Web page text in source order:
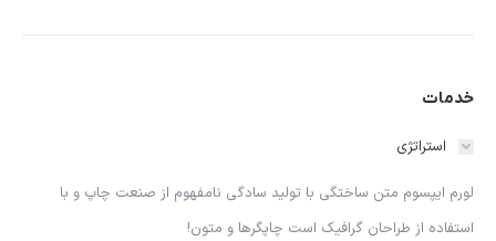
خدمات
استراتژی
لورم ایپسوم متن ساختگی با تولید سادگی نامفهوم از صنعت چاپ و با
استفاده از طراحان گرافیک است چاپگرها و متون!